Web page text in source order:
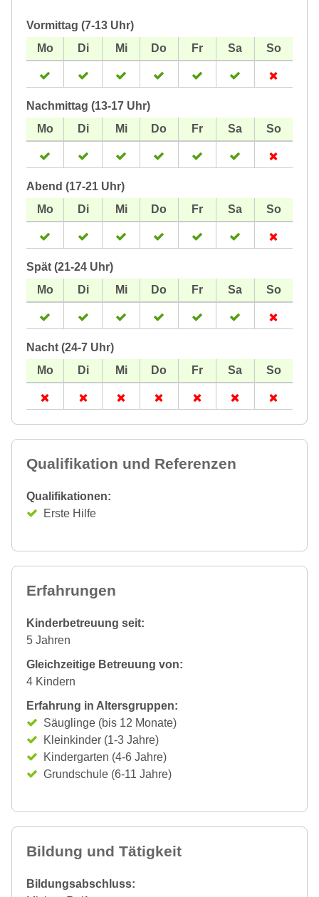
Vormittag (7-13 Uhr)
Nachmittag (13-17 Uhr)
Abend (17-21 Uhr)
Spät (21-24 Uhr)
Nacht (24-7 Uhr)
Qualifikation und Referenzen
Qualifikationen:
Erste Hilfe
Erfahrungen
Kinderbetreuung seit:
5 Jahren
Gleichzeitige Betreuung von:
4 Kindern
Erfahrung in Altersgruppen:
Säuglinge (bis 12 Monate)
Kleinkinder (1-3 Jahre)
Kindergarten (4-6 Jahre)
Grundschule (6-11 Jahre)
Bildung und Tätigkeit
Bildungsabschluss: